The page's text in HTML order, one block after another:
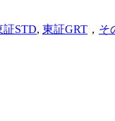
証STD, 東証GRT ， そ